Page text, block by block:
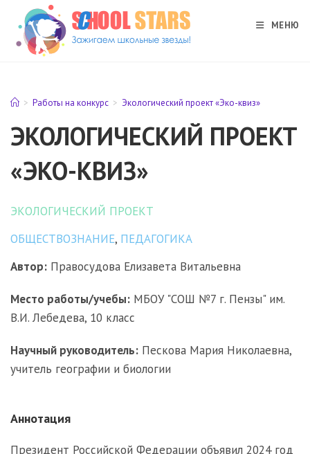
Перейти
содержимому
МЕНЮ
> Работы на конкурс > Экологический проект «Эко-квиз»
ЭКОЛОГИЧЕСКИЙ ПРОЕКТ
«ЭКО-КВИЗ»
ЭКОЛОГИЧЕСКИЙ ПРОЕКТ
ОБЩЕСТВОЗНАНИЕ, ПЕДАГОГИКА
Автор: Правосудова Елизавета Витальевна
Место работы/учебы: МБОУ "СОШ №7 г. Пензы" им.
В.И. Лебедева, 10 класс
Научный руководитель: Пескова Мария Николаевна,
учитель географии и биологии
Аннотация
Президент Российской Федерации объявил 2024 год